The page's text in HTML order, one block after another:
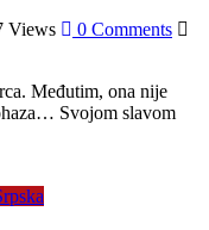
Views
0 Comments
Međutim, ona nije
Svojom slavom